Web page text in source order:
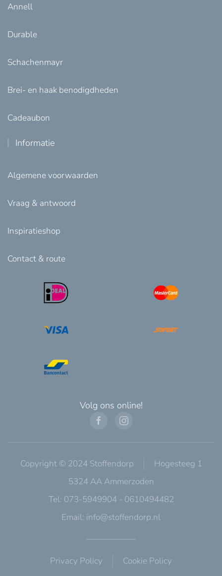
Annell
Durable
Schachenmayr
Brei- en haak benodigdheden
Cadeaubon
Informatie
Algemene voorwaarden
Vraag & antwoord
Inspiratieshop
Contact & route
Volg ons online!
Copyright © 2024 Stoffendorp
Hogesteeg 1
5324 AA Ammerzoden
Tel: 073-5949904 - 0610494482
Email: info@stoffendorp.nl
Privacy Policy Cookie Policy